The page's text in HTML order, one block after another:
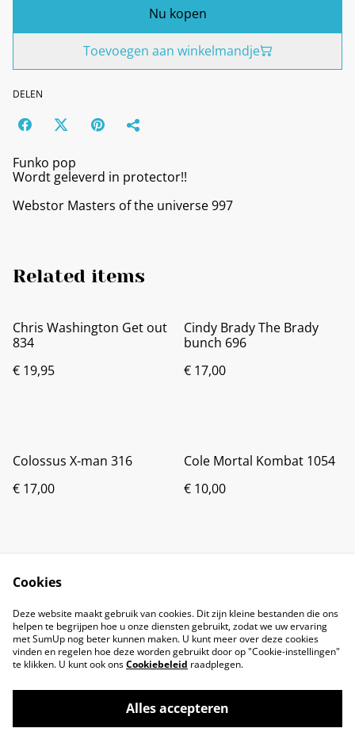
Nu kopen
Toevoegen aan winkelmandje
DELEN
Funko pop
Wordt geleverd in protector!!
Webstor Masters of the universe 997
Related items
Chris Washington Get out
834
€ 19,95
Cindy Brady The Brady
bunch 696
€ 17,00
Colossus X-man 316
€ 17,00
Cole Mortal Kombat 1054
€ 10,00
Cookies
Deze website maakt gebruik van cookies. Dit zijn kleine bestanden die ons
helpen te begrijpen hoe u onze diensten gebruikt, zodat we uw ervaring
met SumUp nog beter kunnen maken. U kunt meer over deze cookies
vinden en regelen hoe deze worden gebruikt door op "Cookie-instellingen"
te klikken. U kunt ook onsCookiebeleid raadplegen.
Alles accepteren